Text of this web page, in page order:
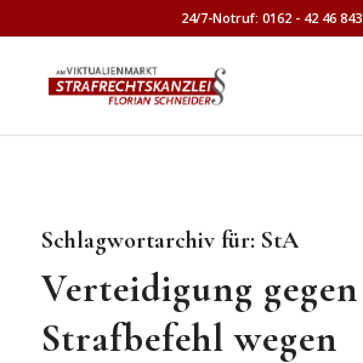
24/7-Notruf: 0162 - 42 46 843
Schlagwortarchiv für: StA
Verteidigung gegen
Strafbefehl wegen